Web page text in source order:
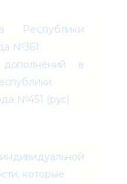
Республики
№361
в
№451 (рус)
которые